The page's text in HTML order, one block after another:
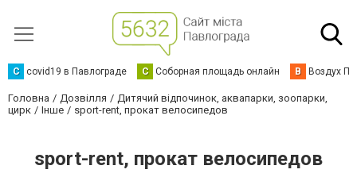
C covid19 в Павлограде С Соборная площадь онлайн В Воздух
Головна Дозвілля
Дитячий відпочинок, аквапарки, зоопарки,
цирк
Інше sport-rent, прокат велосипедов
sport-rent, прокат велосипедов